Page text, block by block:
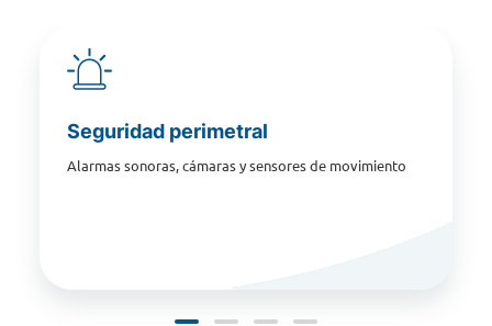
Seguridad perimetral
Alarmas sonoras, cámaras y sensores de movimiento